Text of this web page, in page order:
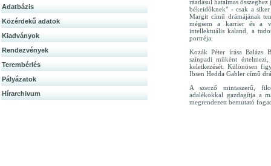
Adatbázis
Közérdek­ű adatok
Kiadványok
Rendezvények
Terembérlés
Pályázatok
Hírarchivum
ráadásul hatalmas
békeidőknek" - csak a
Margit című drámájának
mégsem a karrier és a
intellektuális kaland, a
portréja.
Kozák Péter írása Balázs
színpadi műként
keletkezését. Különösen
Ibsen Hedda Gabler című
A szerző mintaszerű,
adalékokkal gazdagítja a
megrendezett bemutató